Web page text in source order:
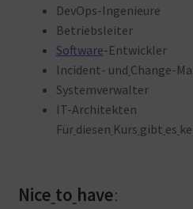
DevOps-Ingenieure
Betriebsleiter
Software-Entwickler
Incident- und Change-
Systemverwalter
IT-Architekten
Für diesen Kurs gibt es
Nice to have: